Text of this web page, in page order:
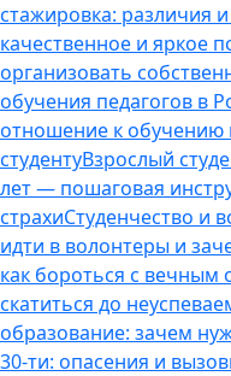
стажировка: различия
качественное и яркое
организовать
обучения педагогов в
отношение к обучению
студентуВзрослый
лет — пошаговая
страхиСтуденчество и
идти в волонтеры и
как бороться с вечным
скатиться до
образование: зачем
30-ти: опасения и